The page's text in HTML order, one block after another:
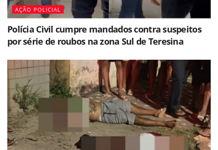
AÇÃO POLICIAL
Polícia Civil cumpre mandados contra suspeitos
por série de roubos na zona Sul de Teresina